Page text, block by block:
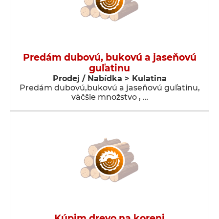
Predám dubovú, bukovú a jaseňovú
guľatinu
Prodej / Nabídka > Kulatina
Predám dubovú,bukovú a jaseňovú guľatinu,
väčšie množstvo , …